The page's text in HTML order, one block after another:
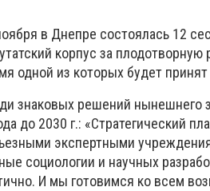
в Днепре состоялась 12
корпус за
одной из которых будет
знаковых решений нынешнего
до 2030 г.: «Стратегический
экспертными
социологии и научных
И мы готовимся ко всем